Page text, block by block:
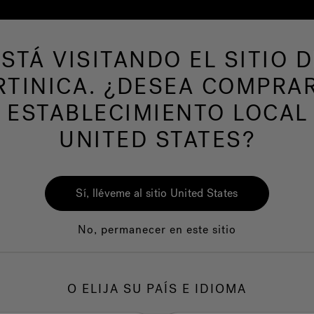
de hidromasaje Más productos Nuestra
VISITANDO EL SITIO
¿DESEA
ESTABLECIMIENTO LOCAL
UNITED STATES?
Sí, lléveme al sitio United States
No, permanecer en este sitio
O ELIJA SU PAÍS E IDIOMA